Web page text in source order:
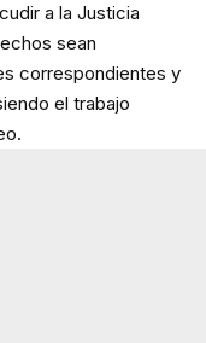
a la Justicia
sean
correspondientes y
el trabajo